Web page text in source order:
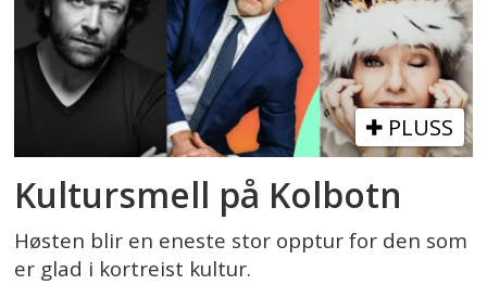
PLUSS
Kultursmell på Kolbotn
Høsten blir en eneste stor opptur for den som
er glad i kortreist kultur.